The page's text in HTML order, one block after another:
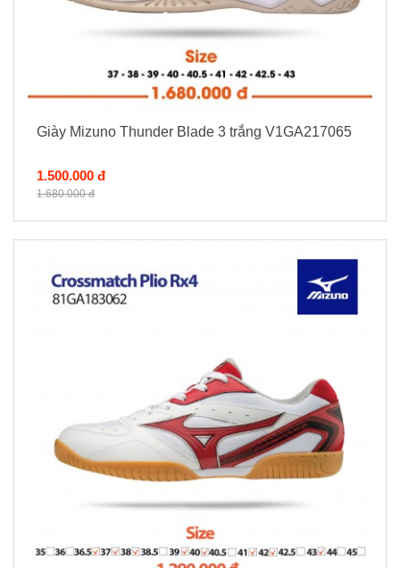
Giày Mizuno Thunder Blade 3 trắng V1GA217065
1.500.000 đ
1.680.000 đ